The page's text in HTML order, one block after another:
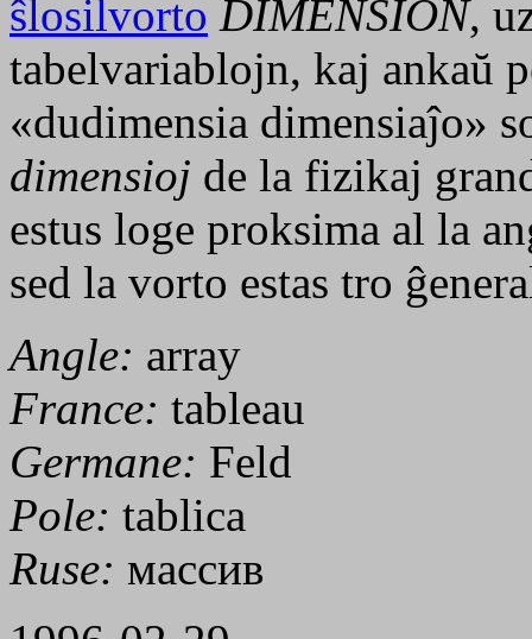
ŝlosilvorto DIMENSION,
tabelvariablojn, kaj ankaŭ
«dudimensia dimensiaĵo»
dimensioj de la fizikaj
estus loge proksima al la
sed la vorto estas tro
Angle: array
France: tableau
Germane: Feld
Pole: tablica
Ruse: массив